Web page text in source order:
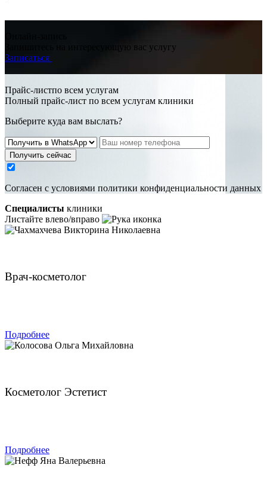
Запишитесь на интересующую вас услугу
Записаться
Прайс-листпо всем услугам
Полный прайс-лист по всем услугам клиники
Выберите куда вам выслать?
Получить сейчас
Cогласен с условиями политики конфиденциальности данных
Специалисты клиники
Листайте влево/вправо
Врач-косметолог
Подробнее
Косметолог Эстетист
Подробнее